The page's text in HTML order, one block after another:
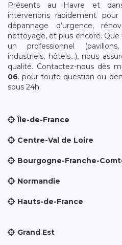
Présents au Havre et
intervenons rapidement
dépannage d’urgence,
nettoyage, et plus encore.
un professionnel
industriels, hôtels…), nous
qualité. Contactez-nous dès
06. pour toute question ou
sous 24h.
Île-de-France
Centre-Val de Loire
Bourgogne-Franche-
Normandie
Hauts-de-France
Grand Est